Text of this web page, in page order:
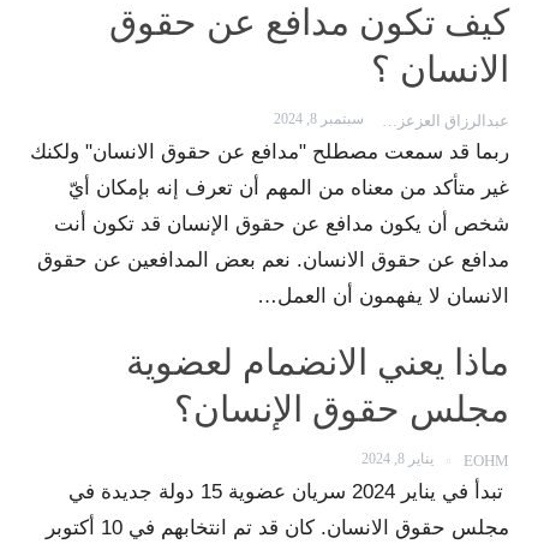
كيف تكون مدافع عن حقوق
الانسان ؟
سبتمبر 8, 2024
ربما قد سمعت مصطلح "مدافع عن حقوق الانسان" ولكنك
غير متأكد من معناه من المهم أن تعرف إنه بإمكان أيّ
شخص أن يكون مدافع عن حقوق الإنسان قد تكون أنت
مدافع عن حقوق الانسان. نعم بعض المدافعين عن حقوق
الانسان لا يفهمون أن العمل…
ماذا يعني الانضمام لعضوية
مجلس حقوق الإنسان؟
EOHM يناير 8, 2024
تبدأ في يناير 2024 سريان عضوية 15 دولة جديدة في
مجلس حقوق الانسان. كان قد تم انتخابهم في 10 أكتوبر